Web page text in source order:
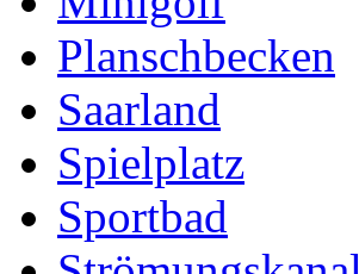
Planschbecken
Saarland
Spielplatz
Sportbad